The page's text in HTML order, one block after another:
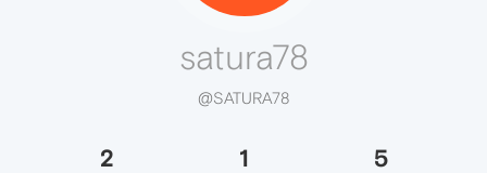
satura78
@SATURA78
2 1 5